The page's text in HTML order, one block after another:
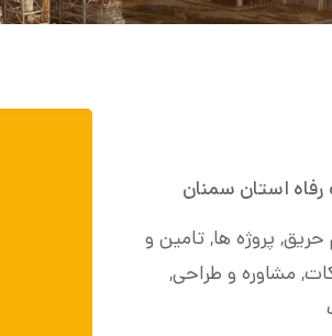
رفاه استان سمنان
حریق, پروژه ها,تامین و
, مشاوره و طراحی,